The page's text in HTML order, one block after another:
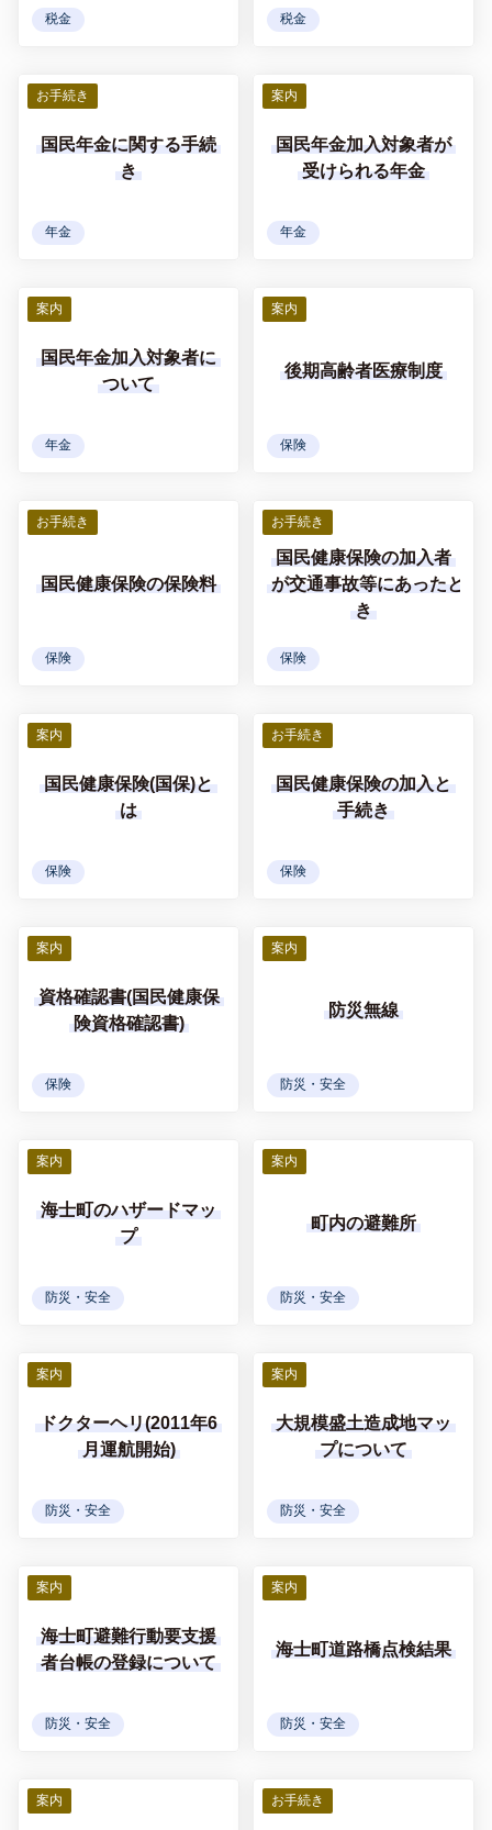
税金 税金
お手続き
国民年金に関する手続
き
年金
案内
国民年金加入対象者が
受けられる年金
年金
案内
国民年金加入対象者に
ついて
年金
案内
後期高齢者医療制度
保険
お手続き
国民健康保険の保険料
保険
お手続き
国民健康保険の加入者
が交通事故等にあったと
き
保険
案内
国民健康保険(国保)と
は
保険
お手続き
国民健康保険の加入と
手続き
保険
案内
資格確認書(国民健康保
険資格確認書)
保険
案内
防災無線
防災・安全
案内
海士町のハザードマッ
プ
防災・安全
案内
町内の避難所
防災・安全
案内
ドクターヘリ(2011年6
月運航開始)
防災・安全
案内
大規模盛土造成地マッ
プについて
防災・安全
案内
海士町避難行動要支援
者台帳の登録について
防災・安全
案内
海士町道路橋点検結果
防災・安全
案内 お手続き